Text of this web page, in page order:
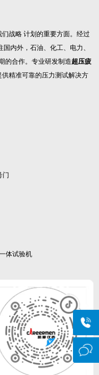
战略 计划的重要方面。经过
内外，石油、化工、电力、
的合作。专业研发制造超压疲
供精准可靠的压力测试解决方
门
体试验机